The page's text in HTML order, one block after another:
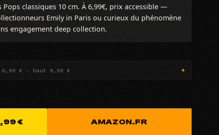
classiques 10 cm. À 6,99€, prix accessible —
Emily in Paris ou curieux du phénomène
engagement deep collection.
6,99 € · haut 9,99 €
€ AMAZON.FR